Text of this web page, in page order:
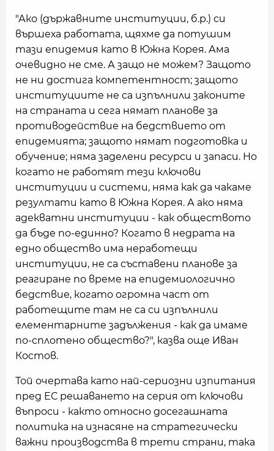
"Ако (държавните институции, б.р.) си
вършеха работата, щяхме да потушим
тази епидемия като в Южна Корея. Ама
очевидно не сме. А защо не можем? Защото
не ни достига компетентност; защото
институциите не са изпълнили законите
на страната и сега нямат планове за
противодействие на бедствието от
епидемията; защото нямат подготовка и
обучение; няма заделени ресурси и запаси. Но
когато не работят тези ключови
институции и системи, няма как да чакаме
резултати като в Южна Корея. А ако няма
адекватни институции - как обществото
да бъде по-единно? Когато в недрата на
едно общество има неработещи
институции, не са съставени планове за
реагиране по време на епидемиологично
бедствие, когато огромна част от
работещите там не са си изпълнили
елементарните задължения - как да имаме
по-сплотено общество?", казва още Иван
Костов.
Той очертава като най-сериозни изпитания
пред ЕС решаването на серия от ключови
въпроси - както относно досегашната
политика на изнасяне на стратегически
важни производства в трети страни, така